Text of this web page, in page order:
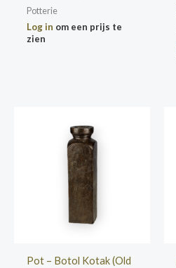
Potterie
Log in om een prijs te
zien
Pot – Botol Kotak (Old